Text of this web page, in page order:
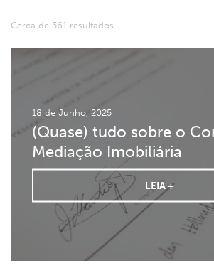
Cerca de 361 resultados
18 de Junho, 2025
(Quase) tudo sobre o
Mediação Imobiliária
LEIA +